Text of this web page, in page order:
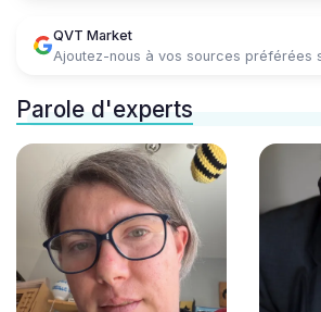
QVT Market
Ajoutez-nous à vos sources préférées
Parole d'experts